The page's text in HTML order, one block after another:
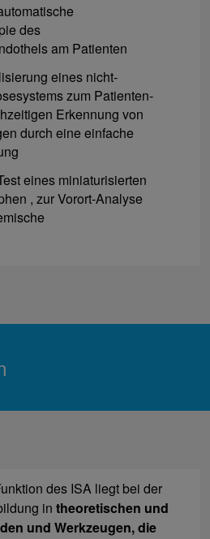
des
am Patienten
eines nicht-
zum Patienten-
Erkennung von
durch eine einfache
eines miniaturisierten
, zur Vorort-Analyse
des ISA liegt bei der
in theoretischen und
und Werkzeugen, die